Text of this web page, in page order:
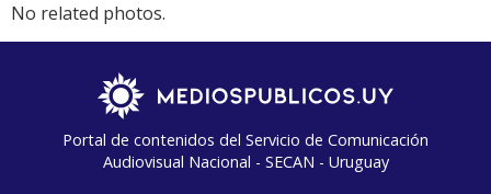
No related photos.
Portal de contenidos del Servicio de Comunicación
Audiovisual Nacional - SECAN - Uruguay